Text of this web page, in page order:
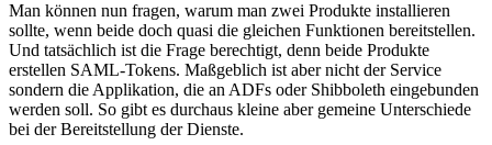
Man können nun fragen, warum man zwei Produkte installieren
sollte, wenn beide doch quasi die gleichen Funktionen bereitstellen.
Und tatsächlich ist die Frage berechtigt, denn beide Produkte
erstellen SAML-Tokens. Maßgeblich ist aber nicht der Service
sondern die Applikation, die an ADFs oder Shibboleth eingebunden
werden soll. So gibt es durchaus kleine aber gemeine Unterschiede
bei der Bereitstellung der Dienste.